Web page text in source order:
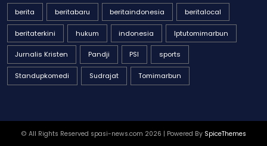
berita beritabaru beritaindonesia beritalocal
beritaterkini hukum indonesia Iptutomimarbun
Jurnalis Kristen Pandji PSI sports
Standupkomedi Sudrajat Tomimarbun
© All Rights Reserved spasi-news.com 2026 | Powered By SpiceThemes